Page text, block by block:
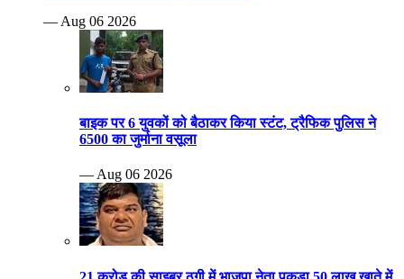
— Aug 06 2026
बाइक पर 6 युवकों को बैठाकर किया स्टंट, ट्रैफिक पुलिस ने
6500 का जुर्माना वसूला
— Aug 06 2026